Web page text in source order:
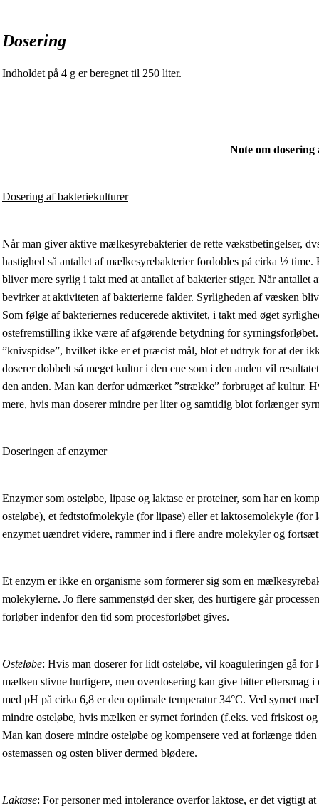
Dosering
Indholdet på 4 g er beregnet til 250 liter.
Note om
Dosering af bakteriekulturer
Når man giver aktive mælkesyrebakterier de rette vækstbetingelser,
hastighed så antallet af mælkesyrebakterier fordobles på cirka ½
bliver mere syrlig i takt med at antallet af bakterier stiger. Når
bevirker at aktiviteten af bakterierne falder. Syrligheden af væsken
Som følge af bakteriernes reducerede aktivitet, i takt med øget
ostefremstilling ikke være af afgørende betydning for
”knivspidse”, hvilket ikke er et præcist mål, blot et udtryk for at der
doserer dobbelt så meget kultur i den ene som i den anden vil
den anden. Man kan derfor udmærket ”strække” forbruget af kultur.
mere, hvis man doserer mindre per liter og samtidig blot forlænger
Doseringen af enzymer
Enzymer som osteløbe, lipase og laktase er proteiner, som har en
osteløbe), et fedtstofmolekyle (for lipase) eller et laktosemolekyle (for
enzymet uændret videre, rammer ind i flere andre molekyler og
Et enzym er ikke en organisme som formerer sig som en
molekylerne. Jo flere sammenstød der sker, des hurtigere går
forløber indenfor den tid som procesforløbet gives.
Osteløbe: Hvis man doserer for lidt osteløbe, vil koaguleringen gå
mælken stivne hurtigere, men overdosering kan give bitter
med pH på cirka 6,8 er den optimale temperatur 34°C. Ved syrnet
mindre osteløbe, hvis mælken er syrnet forinden (f.eks. ved friskost
Man kan dosere mindre osteløbe og kompensere ved at forlænge
ostemassen og osten bliver dermed blødere.
Laktase: For personer med intolerance overfor laktose, er det vigtigt